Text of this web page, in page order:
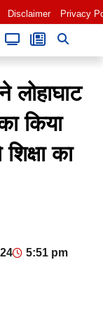
Disclaimer Privacy
लोहाघाट
किया
का
5:51 pm